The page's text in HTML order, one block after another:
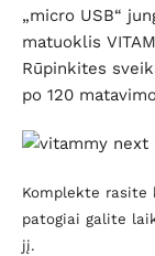
„micro USB“
matuoklis
Rūpinkites
po 120
Komplekte rasite
patogiai galite
jį.